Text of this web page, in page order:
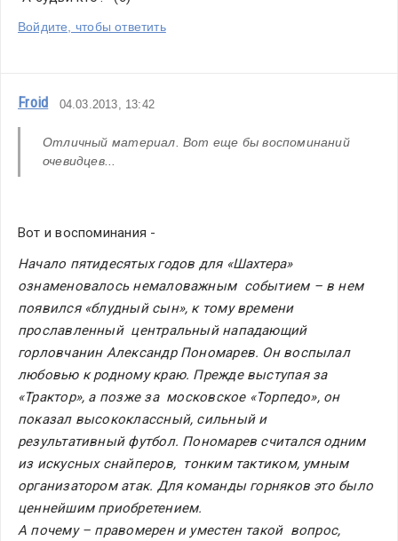
Войдите, чтобы ответить
Froid 04.03.2013, 13:42
Отличный материал. Вот еще бы воспоминаний
очевидцев...
Вот и воспоминания -
Начало пятидесятых годов для «Шахтера»
ознаменовалось немаловажным  событием – в нем
появился «блудный сын», к тому времени
прославленный  центральный нападающий
горловчанин Александр Пономарев. Он воспылал
любовью к родному краю. Прежде выступая за
«Трактор», а позже за  московское «Торпедо», он
показал высококлассный, сильный и
результативный футбол. Пономарев считался одним
из искусных снайперов,  тонким тактиком, умным
организатором атак. Для команды горняков это было
ценнейшим приобретением.
А почему – правомерен и уместен такой  вопрос,